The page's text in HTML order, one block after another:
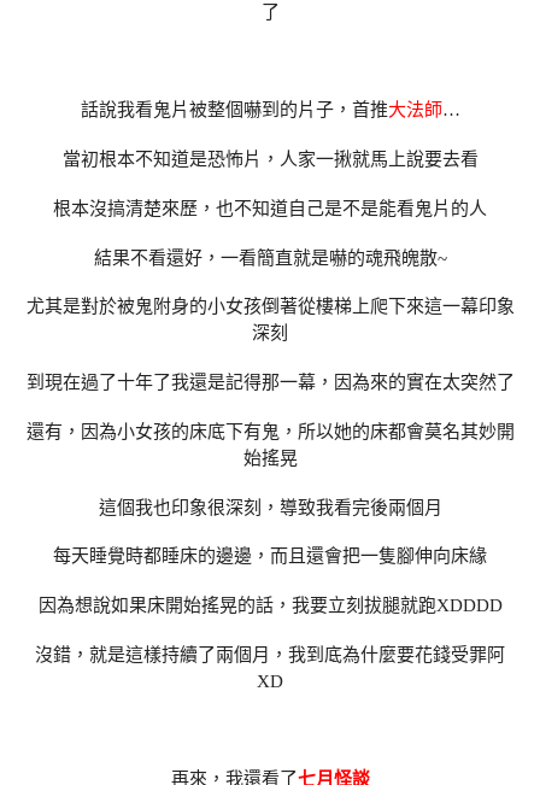
了
話說我看鬼片被整個嚇到的片子，首推大法師…
當初根本不知道是恐怖片，人家一揪就馬上說要去看
根本沒搞清楚來歷，也不知道自己是不是能看鬼片的人
結果不看還好，一看簡直就是嚇的魂飛魄散~
尤其是對於被鬼附身的小女孩倒著從樓梯上爬下來這一幕印象
深刻
到現在過了十年了我還是記得那一幕，因為來的實在太突然了
還有，因為小女孩的床底下有鬼，所以她的床都會莫名其妙開
始搖晃
這個我也印象很深刻，導致我看完後兩個月
每天睡覺時都睡床的邊邊，而且還會把一隻腳伸向床緣
因為想說如果床開始搖晃的話，我要立刻拔腿就跑XDDDD
沒錯，就是這樣持續了兩個月，我到底為什麼要花錢受罪阿
XD
再來，我還看了七月怪談